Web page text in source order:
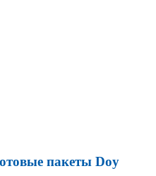
пакеты Doy